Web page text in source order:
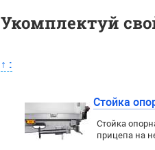
Укомплектуй
↑ :
Стойка
Стойка
прицепа на